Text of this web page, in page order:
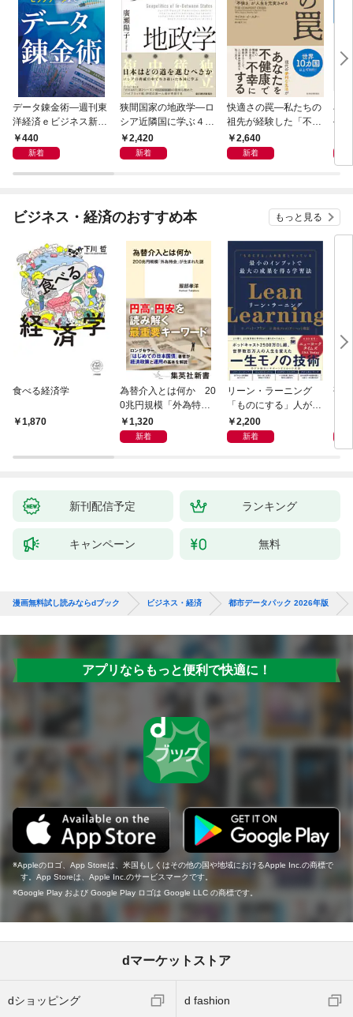
データ錬金術―週刊東
洋経済ｅビジネス新書
Ｎo.493
440
新着
狭間国家の地政学―ロ
シア近隣国に学ぶ４つ
の生き残り戦略
2,420
新着
快適さの罠―私たちの
祖先が経験した「不快
さ」が人生を充実させ
る
2,640
新着
石
―大
２
ビジネス・経済のおすすめ本 もっと見る
食べる経済学
1,870
為替介入とは何か 20
0兆円規模「外為特
会」が生まれた謎
1,320
新着
リーン・ラーニング
「ものにする」人が自
然とやっている 最小の
インプットで最大の成
2,200
新着
研
新刊配信予定 ランキング
キャンペーン 無料
漫画無料試し読みならdブック ビジネス・経済 都市データパック 2026年版
アプリならもっと便利で快適に！
Appleのロゴ、App Storeは、米国もしくはその他の国や地域におけるApple Inc.の商標で
す。App Storeは、Apple Inc.のサービスマークです。
Google Play および Google Play ロゴは Google LLC の商標です。
dマーケットストア
dショッピング d fashion